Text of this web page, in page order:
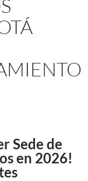
Sede de
en 2026!